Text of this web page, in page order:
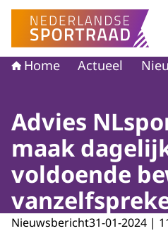
Naar de homepage van
Home Actueel
Advies
maak
voldoende
Nieuwsbericht31-01-2024 |